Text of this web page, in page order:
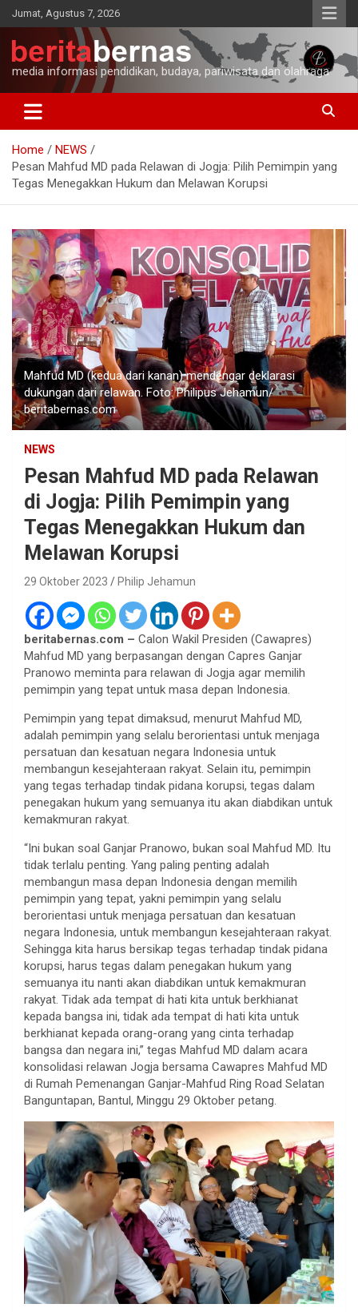
Skip
to
content
Jumat, Agustus 7, 2026
media informasi pendidikan, budaya, pariwisata dan olahraga
Home
NEWS
Pesan Mahfud MD pada Relawan di Jogja: Pilih Pemimpin yang
Tegas Menegakkan Hukum dan Melawan Korupsi
Mahfud MD (kedua dari kanan) mendengar deklarasi
dukungan dari relawan. Foto: Philipus Jehamun/
beritabernas.com
NEWS
Pesan Mahfud MD pada Relawan
di Jogja: Pilih Pemimpin yang
Tegas Menegakkan Hukum dan
Melawan Korupsi
29 Oktober 2023 Philip Jehamun
beritabernas.com – Calon Wakil Presiden (Cawapres)
Mahfud MD yang berpasangan dengan Capres Ganjar
Pranowo meminta para relawan di Jogja agar memilih
pemimpin yang tepat untuk masa depan Indonesia.
Pemimpin yang tepat dimaksud, menurut Mahfud MD,
adalah pemimpin yang selalu berorientasi untuk menjaga
persatuan dan kesatuan negara Indonesia untuk
membangun kesejahteraan rakyat. Selain itu, pemimpin
yang tegas terhadap tindak pidana korupsi, tegas dalam
penegakan hukum yang semuanya itu akan diabdikan untuk
kemakmuran rakyat.
“Ini bukan soal Ganjar Pranowo, bukan soal Mahfud MD. Itu
tidak terlalu penting. Yang paling penting adalah
membangun masa depan Indonesia dengan memilih
pemimpin yang tepat, yakni pemimpin yang selalu
berorientasi untuk menjaga persatuan dan kesatuan
negara Indonesia, untuk membangun kesejahteraan rakyat.
Sehingga kita harus bersikap tegas terhadap tindak pidana
korupsi, harus tegas dalam penegakan hukum yang
semuanya itu nanti akan diabdikan untuk kemakmuran
rakyat. Tidak ada tempat di hati kita untuk berkhianat
kepada bangsa ini, tidak ada tempat di hati kita untuk
berkhianat kepada orang-orang yang cinta terhadap
bangsa dan negara ini,” tegas Mahfud MD dalam acara
konsolidasi relawan Jogja bersama Cawapres Mahfud MD
di Rumah Pemenangan Ganjar-Mahfud Ring Road Selatan
Banguntapan, Bantul, Minggu 29 Oktober petang.